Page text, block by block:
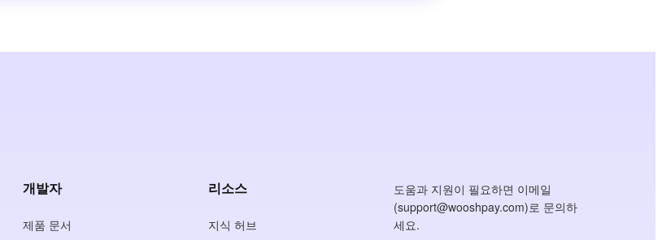
개발자
제품 문서
리소스
지식 허브
도움과 지원이 필요하면 이메일
(support@wooshpay.com)로 문의하
세요.